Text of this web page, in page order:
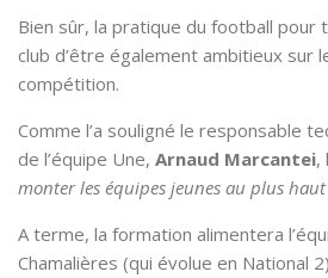
Bien sûr, la pratique du football pour
club d’être également ambitieux sur
compétition.
Comme l’a souligné le responsable
de l’équipe Une, Arnaud Marcantei,
monter les équipes jeunes au plus
A terme, la formation alimentera
Chamalières (qui évolue en National